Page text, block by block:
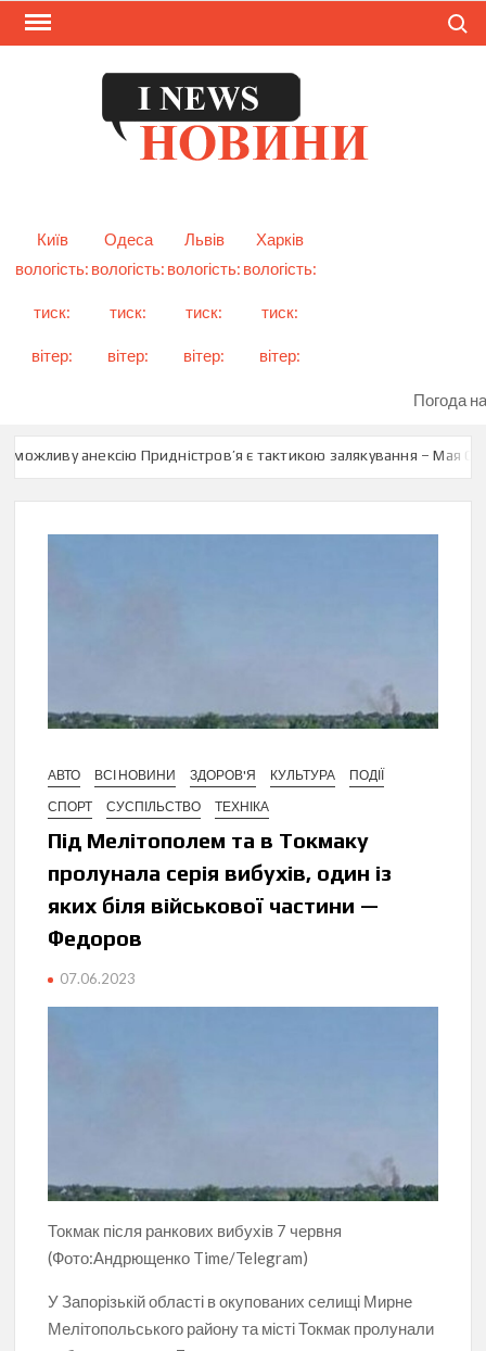
Skip
Київ
Одеса Львів
Харків
вологість:
тиск:
вітер:
вологість:
тиск:
вітер:
вологість:
тиск:
вітер:
вологість:
тиск:
вітер:
Погода
анексію Придністров’я є тактикою залякування – Мая
АВТО ВСІ НОВИНИ ЗДОРОВ'Я КУЛЬТУРА
ПОДІЇ
СПОРТ
СУСПІЛЬСТВО ТЕХНІКА
Під Мелітополем та в Токмаку
пролунала серія вибухів, один із
яких біля військової частини —
Федоров
07.06.2023
Токмак після ранкових вибухів 7 червня
(Фото:Андрющенко Time/Telegram)
У Запорізькій області в окупованих селищі Мирне
Мелітопольського району та місті Токмак пролунали